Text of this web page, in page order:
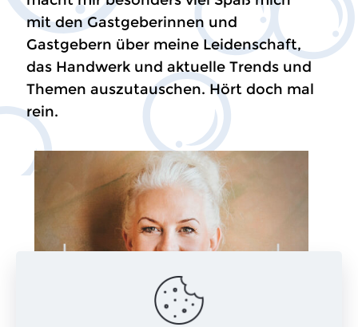
mit den Gastgeberinnen und
Gastgebern über meine Leidenschaft,
das Handwerk und aktuelle Trends und
Themen auszutauschen. Hört doch mal
rein.